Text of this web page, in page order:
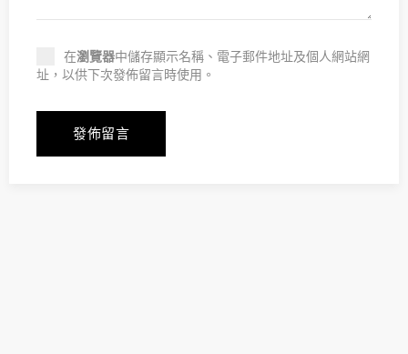
在瀏覽器中儲存顯示名稱、電子郵件地址及個人網站網
址，以供下次發佈留言時使用。